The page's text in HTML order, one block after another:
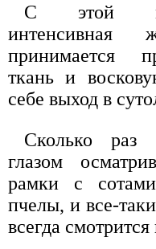
С этой
принимается
ткань и
себе выход в
Сколько раз
глазом
рамки с
пчелы, и все-
всегда